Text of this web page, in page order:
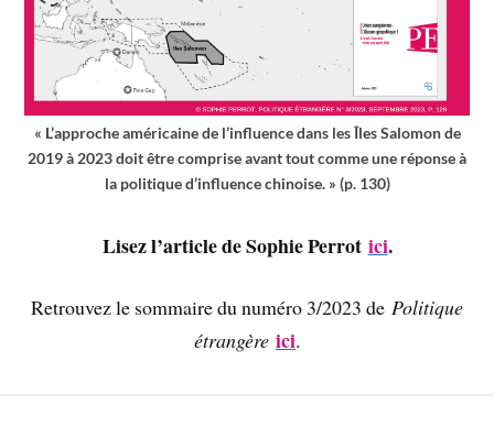
« L’approche américaine de l’influence dans les Îles Salomon de
2019 à 2023 doit être comprise avant tout comme une réponse à
la politique d’influence chinoise. » (p. 130)
Lisez l’article de Sophie Perrot ici.
Retrouvez le sommaire du numéro 3/2023 de Politique
étrangère ici.